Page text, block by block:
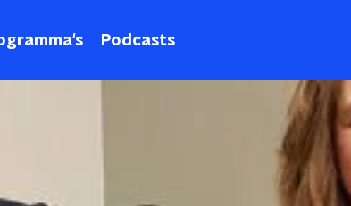
Podcasts